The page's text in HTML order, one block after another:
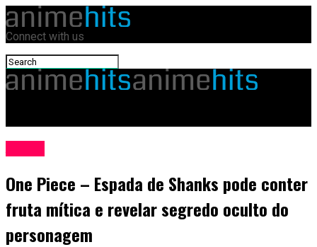
Connect with us
One Piece – Espada de Shanks pode conter
fruta mítica e revelar segredo oculto do
personagem